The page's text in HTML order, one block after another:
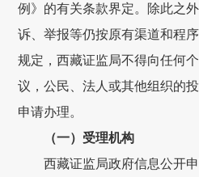
例 》的有关条款界定。除此之
诉、举报等仍按原有渠道和程
规定，西藏证监局不得向任何
议，公民、法人或其他组织的
申请办理。
（一）受理机构
西藏证监局政府信息公开